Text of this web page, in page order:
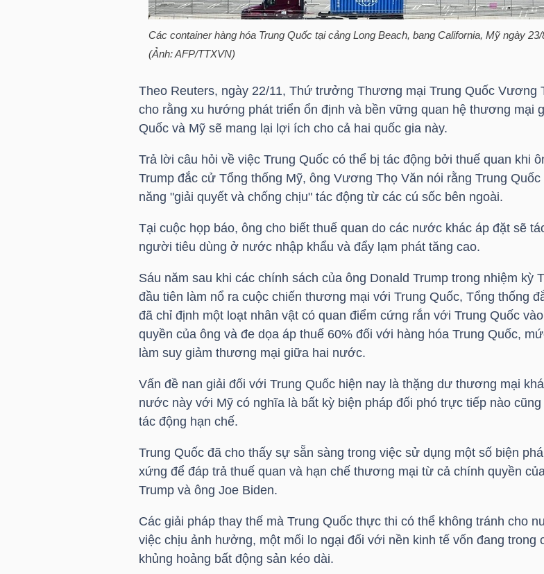
Các container hàng hóa Trung Quốc tại cảng Long Beach, bang California, Mỹ ngày 23/
(Ảnh: AFP/TTXVN)
Theo Reuters, ngày 22/11, Thứ trưởng Thương mại Trung Quốc Vương
cho rằng xu hướng phát triển ổn định và bền vững quan hệ thương mại
Quốc và Mỹ sẽ mang lại lợi ích cho cả hai quốc gia này.
Trả lời câu hỏi về việc Trung Quốc có thể bị tác động bởi thuế quan khi
Trump đắc cử Tổng thống Mỹ, ông Vương Thọ Văn nói rằng Trung Quốc
năng "giải quyết và chống chịu" tác động từ các cú sốc bên ngoài.
Tại cuộc họp báo, ông cho biết thuế quan do các nước khác áp đặt sẽ
người tiêu dùng ở nước nhập khẩu và đẩy lạm phát tăng cao.
Sáu năm sau khi các chính sách của ông Donald Trump trong nhiệm kỳ
đầu tiên làm nổ ra cuộc chiến thương mại với Trung Quốc, Tổng thống
đã chỉ định một loạt nhân vật có quan điểm cứng rắn với Trung Quốc
quyền của ông và đe dọa áp thuế 60% đối với hàng hóa Trung Quốc,
làm suy giảm thương mại giữa hai nước.
Vấn đề nan giải đối với Trung Quốc hiện nay là thặng dư thương mại
nước này với Mỹ có nghĩa là bất kỳ biện pháp đối phó trực tiếp nào cũng
tác động hạn chế.
Trung Quốc đã cho thấy sự sẵn sàng trong việc sử dụng một số biện
xứng để đáp trả thuế quan và hạn chế thương mại từ cả chính quyền
Trump và ông Joe Biden.
Các giải pháp thay thế mà Trung Quốc thực thi có thể không tránh cho
việc chịu ảnh hưởng, một mối lo ngại đối với nền kinh tế vốn đang trong
khủng hoảng bất động sản kéo dài.